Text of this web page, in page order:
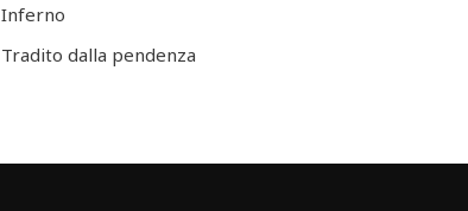
Inferno
Tradito dalla pendenza